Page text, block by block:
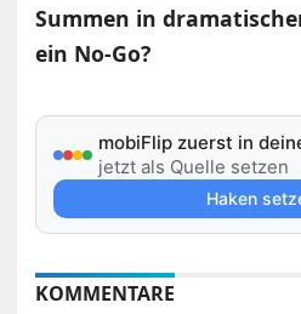
Summen in
ein No-Go?
mobiFlip zuerst in
jetzt als Quelle setzen
Haken
KOMMENTARE